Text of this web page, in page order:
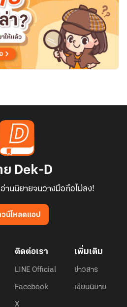
ย Dek-D
านนิยายจนวางมือถือไม่ลง!
น์โหลดแอป
ติดต่อเรา
LINE Official
Facebook
X
เพิ่มเติม
ข่าวสาร
เขียนนิยาย